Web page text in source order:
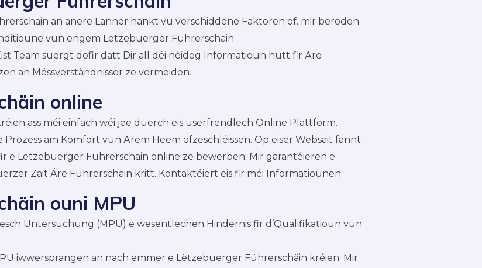
an anere Länner hänkt vu verschiddene Faktoren of. mir beroden
vun engem Lëtzebuerger Führerschäin
Team suergt dofir datt Dir all déi néideg Informatioun hutt fir Äre
an Mëssverständnisser ze vermeiden.
online
ass méi einfach wéi jee duerch eis userfrëndlech Online Plattform.
am Komfort vun Ärem Heem ofzeschléissen. Op eiser Websäit fannt
e Lëtzebuerger Führerschäin online ze bewerben. Mir garantéieren e
Zäit Äre Führerschäin kritt. Kontaktéiert eis fir méi Informatiounen
ouni MPU
Untersuchung (MPU) e wesentlechen Hindernis fir d’Qualifikatioun vun
iwwersprangen an nach ëmmer e Lëtzebuerger Führerschäin kréien. Mir